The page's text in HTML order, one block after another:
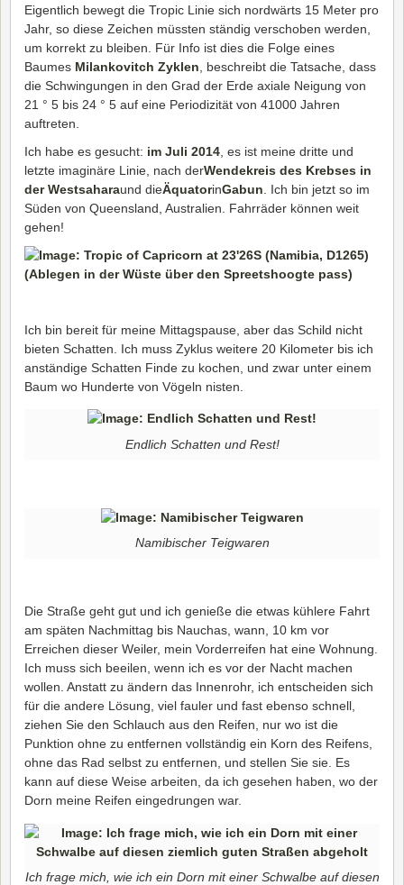
Eigentlich bewegt die Tropic Linie sich nordwärts 15 Meter pro
Jahr, so diese Zeichen müssten ständig verschoben werden,
um korrekt zu bleiben. Für Info ist dies die Folge eines
Baumes Milankovitch Zyklen , beschreibt die Tatsache, dass
die Schwingungen in den Grad der Erde axiale Neigung von
21 ° 5 bis 24 ° 5 auf eine Periodizität von 41000 Jahren
auftreten.
Ich habe es gesucht: im Juli 2014 , es ist meine dritte und
letzte imaginäre Linie, nach derWendekreis des Krebses in
der Westsaharaund dieÄquatorinGabun . Ich bin jetzt so im
Süden von Queensland, Australien. Fahrräder können weit
gehen!
Ich bin bereit für meine Mittagspause, aber das Schild nicht
bieten Schatten. Ich muss Zyklus weitere 20 Kilometer bis ich
anständige Schatten Finde zu kochen, und zwar unter einem
Baum wo Hunderte von Vögeln nisten.
Endlich Schatten und Rest!
Namibischer Teigwaren
Die Straße geht gut und ich genieße die etwas kühlere Fahrt
am späten Nachmittag bis Nauchas, wann, 10 km vor
Erreichen dieser Weiler, mein Vorderreifen hat eine Wohnung.
Ich muss sich beeilen, wenn ich es vor der Nacht machen
wollen. Anstatt zu ändern das Innenrohr, ich entscheiden sich
für die andere Lösung, viel fauler und fast ebenso schnell,
ziehen Sie den Schlauch aus den Reifen, nur wo ist die
Punktion ohne zu entfernen vollständig ein Korn des Reifens,
ohne das Rad selbst zu entfernen, und stellen Sie sie. Es
kann auf diese Weise arbeiten, da ich gesehen haben, wo der
Dorn meine Reifen eingedrungen war.
Ich frage mich, wie ich ein Dorn mit einer Schwalbe auf diesen